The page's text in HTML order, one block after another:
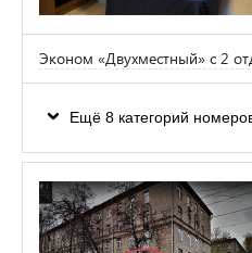
Эконом «Двухместный» с 2
Ещё 8 категорий